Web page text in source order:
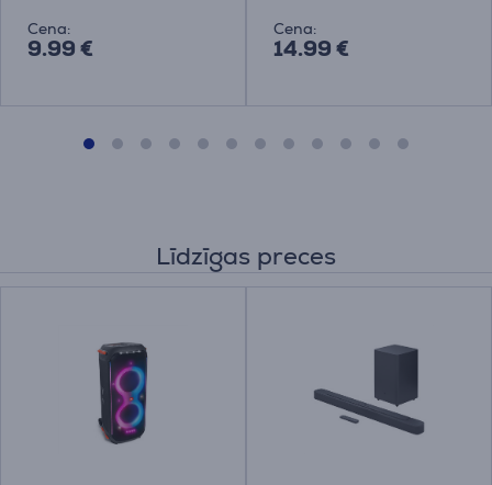
Cena:
9.99 €
Cena:
14.99 €
Līdzīgas preces